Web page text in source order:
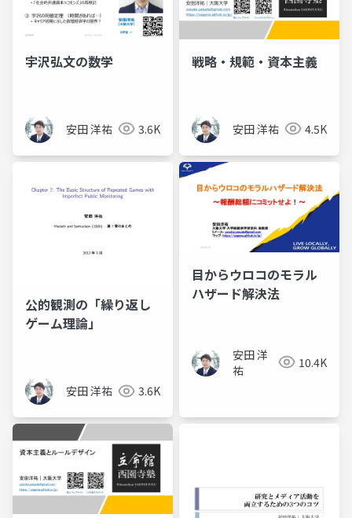
宇沢弘文の数学
安田 洋祐 3.6K
戦略・規範・資本主義
安田 洋祐 4.5K
公的観測の「繰り返し
ゲーム理論」
安田 洋祐 3.6K
目からウロコのモラル
ハザード解決法
安田 洋
祐
10.4K